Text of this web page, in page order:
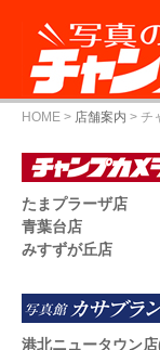
HOME > 店舗案内 > チ
たまプラーザ店
青葉台店
みすずが丘店
港北ニュータウン店